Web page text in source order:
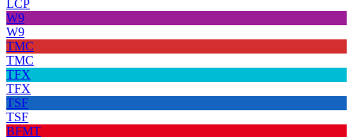
LCP
W9
W9
TMC
TMC
TFX
TFX
TSF
TSF
BFMT